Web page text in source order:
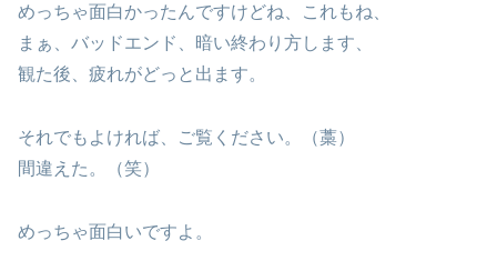
めっちゃ面白かったんですけどね、これもね、
まぁ、バッドエンド、暗い終わり方します、
観た後、疲れがどっと出ます。
それでもよければ、ご覧ください。（藁）
間違えた。（笑）
めっちゃ面白いですよ。